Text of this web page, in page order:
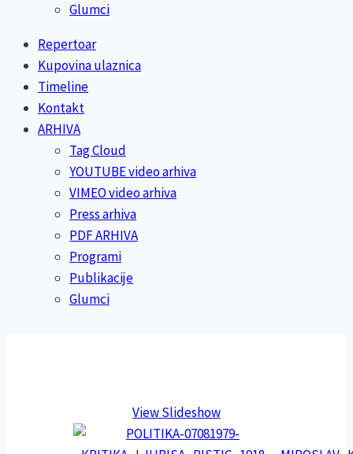
Glumci
Repertoar
Kupovina ulaznica
Timeline
Kontakt
ARHIVA
Tag Cloud
YOUTUBE video arhiva
VIMEO video arhiva
Press arhiva
PDF ARHIVA
Programi
Publikacije
Glumci
View Slideshow